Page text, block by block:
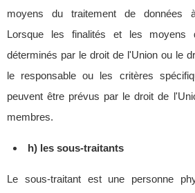
moyens du traitement de données
Lorsque les finalités et les moyens
déterminés par le droit de l'Union ou le
le responsable ou les critères
peuvent être prévus par le droit de
membres.
h) les sous-traitants
Le sous-traitant est une personne